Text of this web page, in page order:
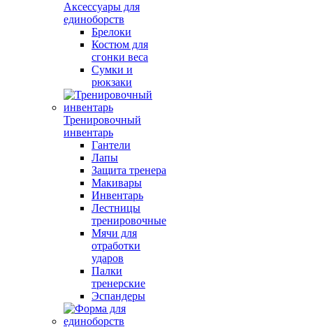
Аксессуары для
единоборств
Брелоки
Костюм для
сгонки веса
Сумки и
рюкзаки
Тренировочный
инвентарь
Гантели
Лапы
Защита тренера
Макивары
Инвентарь
Лестницы
тренировочные
Мячи для
отработки
ударов
Палки
тренерские
Эспандеры